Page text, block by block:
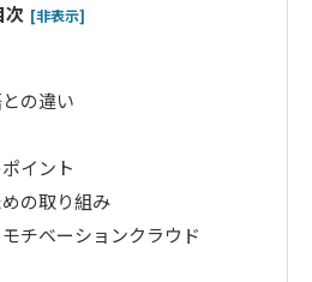
次 [非表示]
の違い
イント
の取り組み
チベーションクラウド